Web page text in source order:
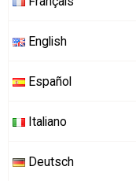
English
Español
Italiano
Deutsch